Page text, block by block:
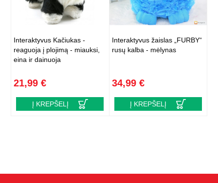
Interaktyvus Kačiukas -
reaguoja į plojimą - miauksi,
eina ir dainuoja
21,99 €
Į KREPŠELĮ
Interaktyvus žaislas „FURBY“
rusų kalba - mėlynas
34,99 €
Į KREPŠELĮ